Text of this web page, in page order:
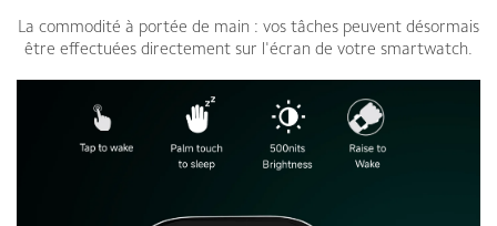
La commodité à portée de main : vos tâches peuvent désormais
être effectuées directement sur l'écran de votre smartwatch.